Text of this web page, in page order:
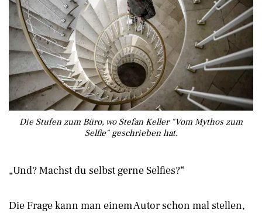
Die Stufen zum Büro, wo Stefan Keller "Vom Mythos zum
Selfie" geschrieben hat.
„Und? Machst du selbst gerne Selfies?“
Die Frage kann man einem Autor schon mal stellen,